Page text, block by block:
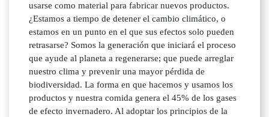
usarse como material para fabricar nuevos productos.
¿Estamos a tiempo de detener el cambio climático, o
estamos en un punto en el que sus efectos solo pueden
retrasarse? Somos la generación que iniciará el proceso
que ayude al planeta a regenerarse; que puede arreglar
nuestro clima y prevenir una mayor pérdida de
biodiversidad. La forma en que hacemos y usamos los
productos y nuestra comida genera el 45% de los gases
de efecto invernadero. Al adoptar los principios de la